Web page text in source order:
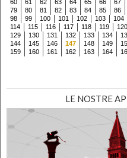
60 61 62 63 64 65 66 67
79
80 81 82 83 84 85 86
98
99 100 101 102 103 104
114
115 116 117 118 119 120
129
130 131 132 133 134
144
145 146 147 148 149
159
160 161 162 163 164
LE NOSTRE